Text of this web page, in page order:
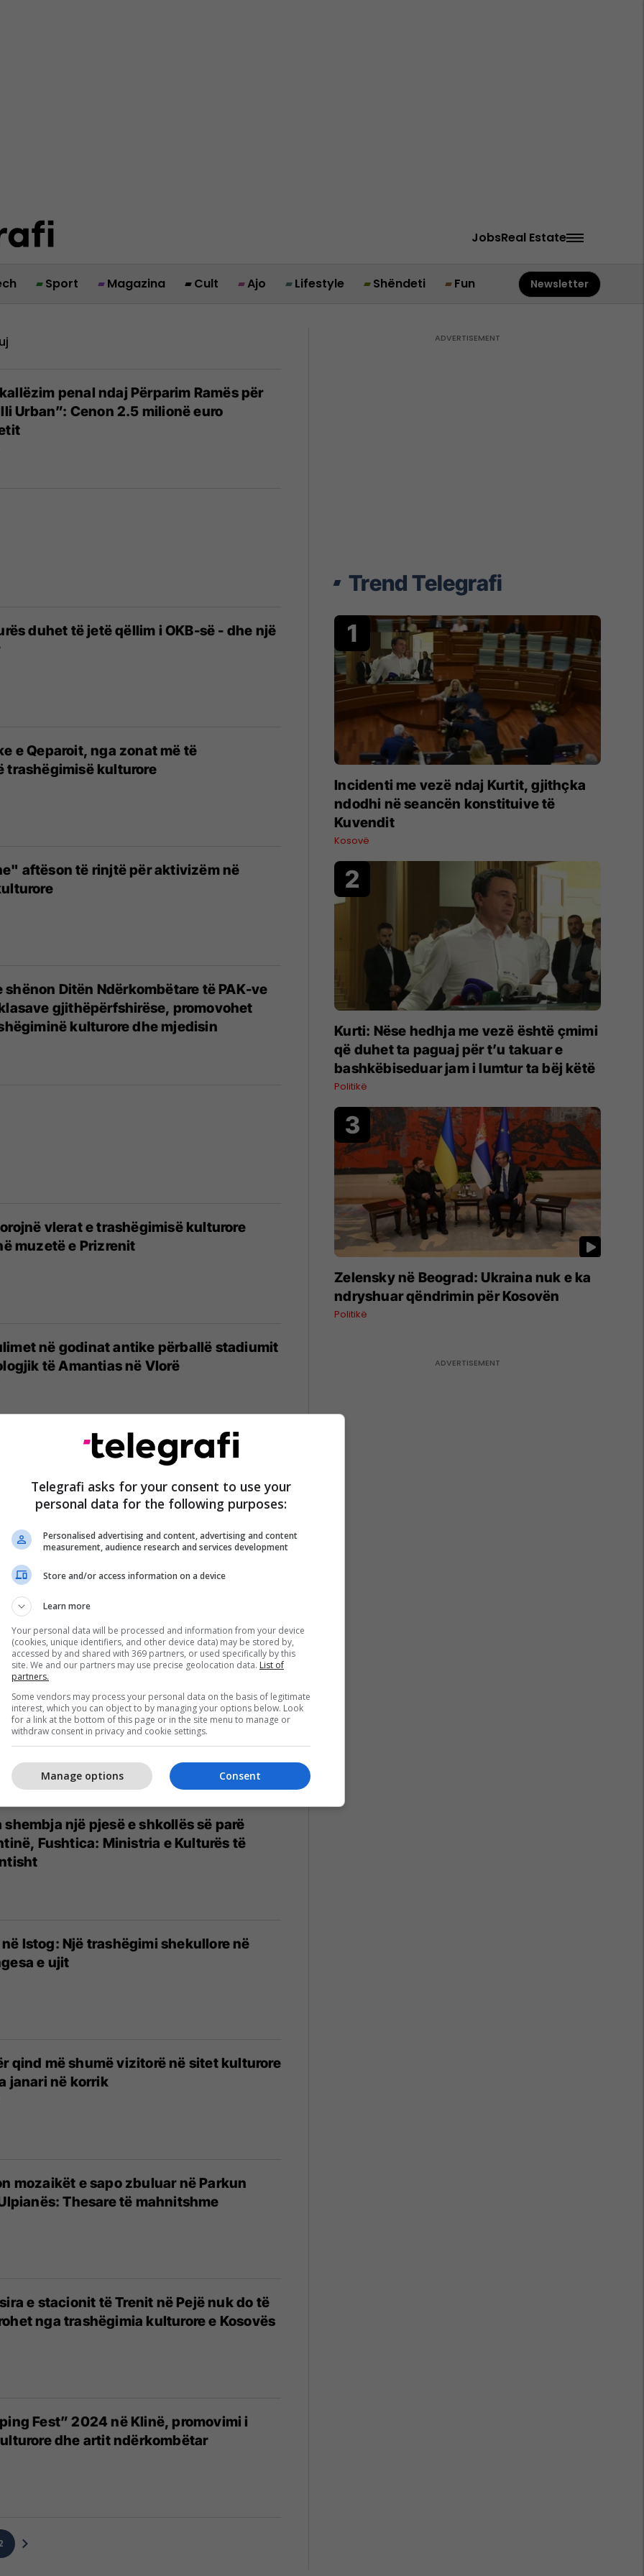
JobsReal Estate
Sport Magazina Cult Ajo Lifestyle Shëndeti Fun Newsletter
penal ndaj Përparim Ramës për
Urban”: Cenon 2.5 milionë euro
duhet të jetë qëllim i OKB-së - dhe një
e Qeparoit, nga zonat më të
trashëgimisë kulturore
aftëson të rinjtë për aktivizëm në
shënon Ditën Ndërkombëtare të PAK-ve
gjithëpërfshirëse, promovohet
kulturore dhe mjedisin
vlerat e trashëgimisë kulturore
muzetë e Prizrenit
në godinat antike përballë stadiumit
të Amantias në Vlorë
e “dollamave” në Prizren, nga
e reja
mes të rinjve nga Kosova dhe Mali i Zi,
për ruajtjen e trashëgimisë kulturore dhe
shembja një pjesë e shkollës së parë
Fushtica: Ministria e Kulturës të
Istog: Një trashëgimi shekullore në
e ujit
qind më shumë vizitorë në sitet kulturore
janari në korrik
mozaikët e sapo zbuluar në Parkun
Thesare të mahnitshme
e stacionit të Trenit në Pejë nuk do të
nga trashëgimia kulturore e Kosovës
Fest” 2024 në Klinë, promovimi i
dhe artit ndërkombëtar
Trend Telegrafi
Incidenti me vezë ndaj Kurtit, gjithçka
ndodhi në seancën konstituive të
Kuvendit
Kosovë
Kurti: Nëse hedhja me vezë është çmimi
që duhet ta paguaj për t’u takuar e
bashkëbiseduar jam i lumtur ta bëj këtë
Politikë
Zelensky në Beograd: Ukraina nuk e ka
ndryshuar qëndrimin për Kosovën
Politikë
Telegrafi asks for your consent to use your
personal data for the following purposes:
Personalised advertising and content, advertising and content
measurement, audience research and services development
Store and/or access information on a device
Learn more
Your personal data will be processed and information from your device
(cookies, unique identifiers, and other device data) may be stored by,
accessed by and shared with 369 partners, or used specifically by this
site. We and our partners may use precise geolocation data. List of
partners.
Some vendors may process your personal data on the basis of legitimate
interest, which you can object to by managing your options below. Look
for a link at the bottom of this page or in the site menu to manage or
withdraw consent in privacy and cookie settings.
Consent
Manage options